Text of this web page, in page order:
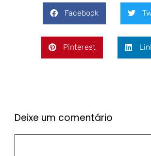
Facebook
Pinterest
Deixe um comentário